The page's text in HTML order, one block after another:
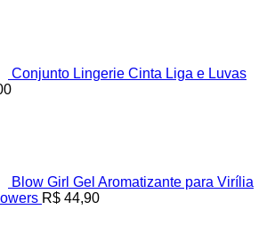
Conjunto Lingerie Cinta Liga e Luvas
Blow Girl Gel Aromatizante para Virília
R$ 44,90